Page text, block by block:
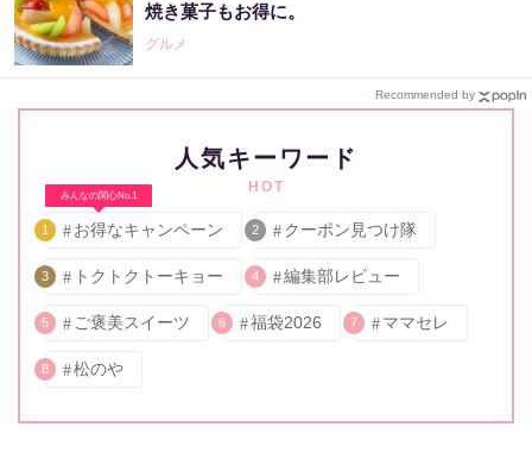
焼き菓子もお得に。
グルメ
Recommended by
人気キーワード
HOT
みんなの関心No.1
1 お得なキャンペーン 2 クーポン見つけ隊
3 トクトクトーキョー 4 編集部レビュー
5 ご褒美スイーツ 6 福袋2026 7 ママセレ
8 松のや